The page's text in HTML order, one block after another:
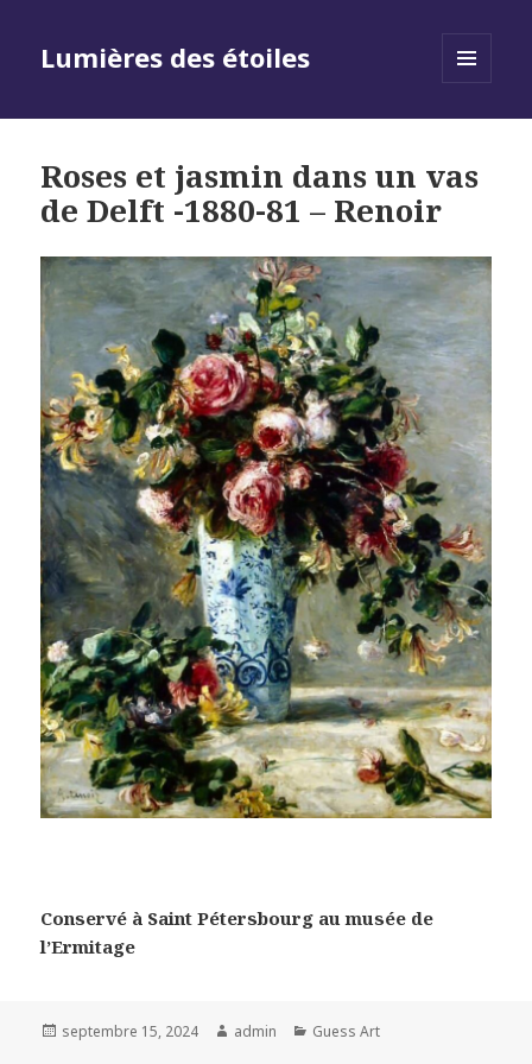
Lumières des étoiles
Roses et jasmin dans un vas
de Delft -1880-81 – Renoir
Conservé à Saint Pétersbourg au musée de
l’Ermitage
Posted
septembre 15, 2024 Author
admin Categories
Guess Art